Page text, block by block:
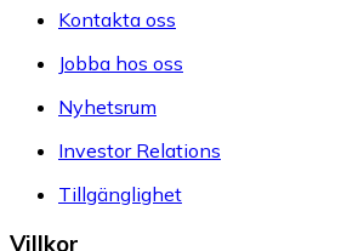
Kontakta oss
Jobba hos oss
Nyhetsrum
Investor Relations
Tillgänglighet
Villkor